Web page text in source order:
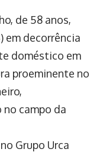
de 58 anos,
em decorrência
doméstico em
proeminente no
campo da
Grupo Urca